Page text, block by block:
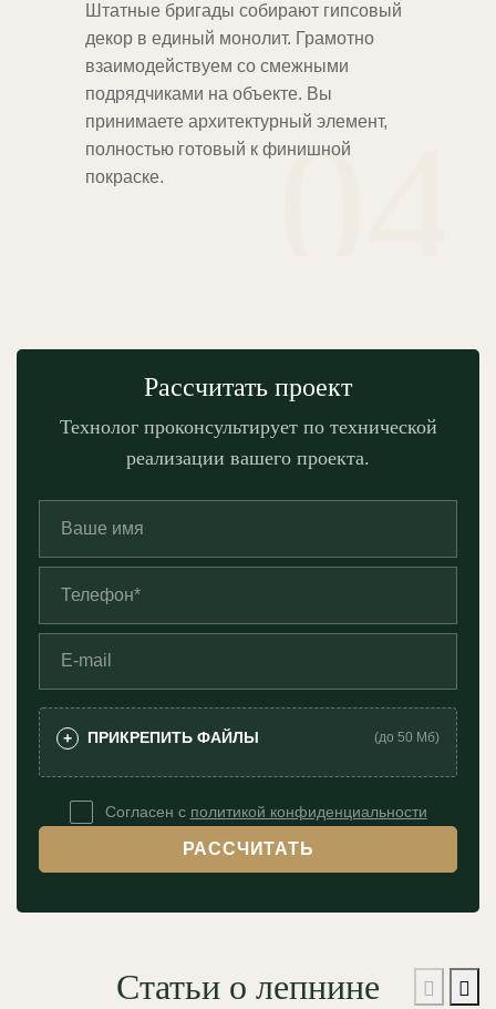
04
Штатные бригады собирают гипсовый
декор в единый монолит. Грамотно
взаимодействуем со смежными
подрядчиками на объекте. Вы
принимаете архитектурный элемент,
полностью готовый к финишной
покраске.
Рассчитать проект
Технолог проконсультирует по технической
реализации вашего проекта.
+ ПРИКРЕПИТЬ ФАЙЛЫ (до 50 Мб)
Согласен с политикой конфиденциальности
РАССЧИТАТЬ
Статьи о лепнине